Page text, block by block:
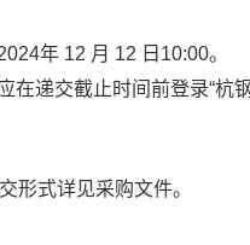
年 12 月 12 日 10:00。
在递交截止时间前登录“
形式详见采购文件。